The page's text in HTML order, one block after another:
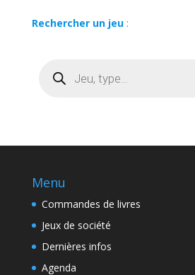
Rechercher un jeu:
produits
Menu
Commandes de livres
Jeux de société
Dernières infos
Agenda